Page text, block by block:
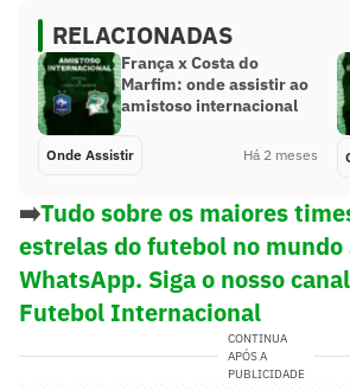
RELACIONADAS
França x Costa do
Marfim: onde assistir ao
amistoso internacional
Onde Assistir Há 2 meses
➡️Tudo sobre os maiores
estrelas do futebol no mundo
WhatsApp. Siga o nosso
Futebol Internacional
CONTINUA
APÓS A
PUBLICIDADE